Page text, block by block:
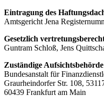
Eintragung des
Amtsgericht Jena
Gesetzlich
Guntram Schloß, Jens
Zuständige
Bundesanstalt für
Graurheindorfer Str. 108,
60439 Frankfurt am Main